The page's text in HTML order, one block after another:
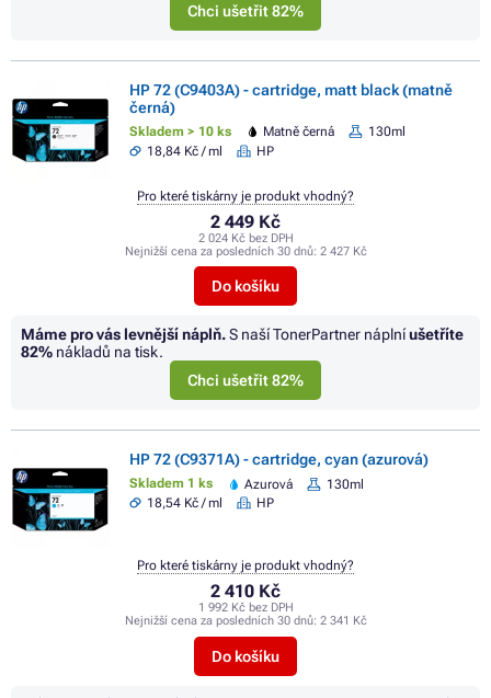
Chci ušetřit 82%
HP 72 (C9403A) - cartridge, matt black (matně
černá)
Skladem > 10 ks Matně černá
130ml
18,84 Kč / ml
HP
2 449 Kč
2 024 Kč bez DPH
Nejnižší cena za posledních 30 dnů: 2 427 Kč
Do košíku
Pro které tiskárny je produkt vhodný?
Máme pro vás levnější náplň.S naší TonerPartner náplníušetříte
82% nákladů na tisk.
Chci ušetřit 82%
HP 72 (C9371A) - cartridge, cyan (azurová)
Skladem 1 ks Azurová
130ml
18,54 Kč / ml
HP
2 410 Kč
1 992 Kč bez DPH
Nejnižší cena za posledních 30 dnů: 2 341 Kč
Do košíku
Pro které tiskárny je produkt vhodný?